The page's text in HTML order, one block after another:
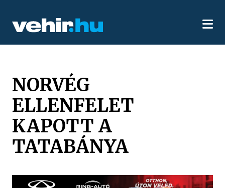
NORVÉG
ELLENFELET
KAPOTT A
TATABÁNYA